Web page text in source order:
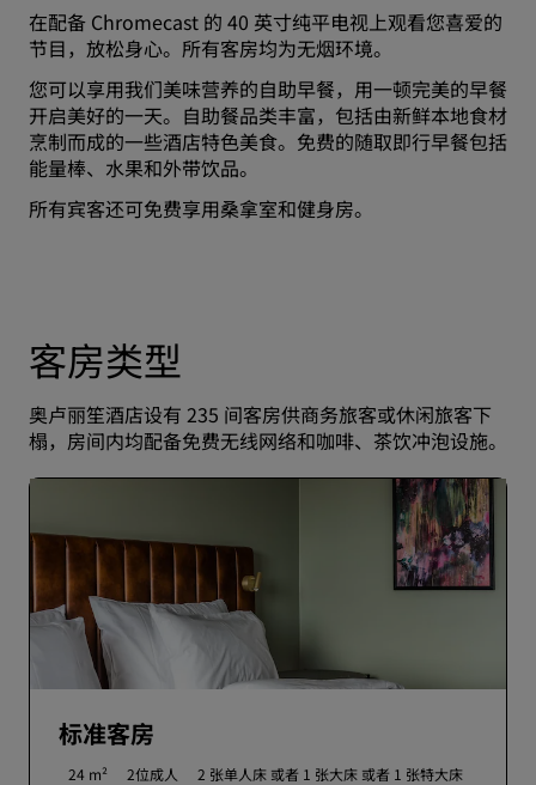
在配备 Chromecast 的 40 英寸纯平电视上观看您喜爱的
节目，放松身心。所有客房均为无烟环境。
您可以享用我们美味营养的自助早餐，用一顿完美的早餐
开启美好的一天。自助餐品类丰富，包括由新鲜本地食材
烹制而成的一些酒店特色美食。免费的随取即行早餐包括
能量棒、水果和外带饮品。
所有宾客还可免费享用桑拿室和健身房。
客房类型
奥卢丽笙酒店设有 235 间客房供商务旅客或休闲旅客下
榻，房间内均配备免费无线网络和咖啡、茶饮冲泡设施。
标准客房
24 m² 2位成人 2 张单人床 或者 1 张大床 或者 1 张特大床